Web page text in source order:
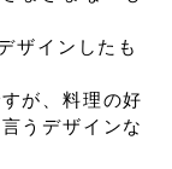
ザインしたも
が、 料理の好
うデザインな